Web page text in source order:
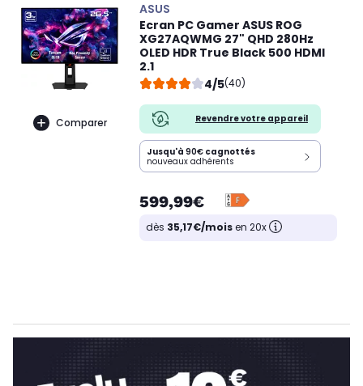
Comparer
ASUS
Ecran PC Gamer ASUS ROG
XG27AQWMG 27" QHD 280Hz
OLED HDR True Black 500 HDMI
2.1
4/5(40)
Revendre votre appareil
Jusqu'à 90€ cagnottés
nouveaux adhérents
599,99€
dès 35,17€/moisen 20x